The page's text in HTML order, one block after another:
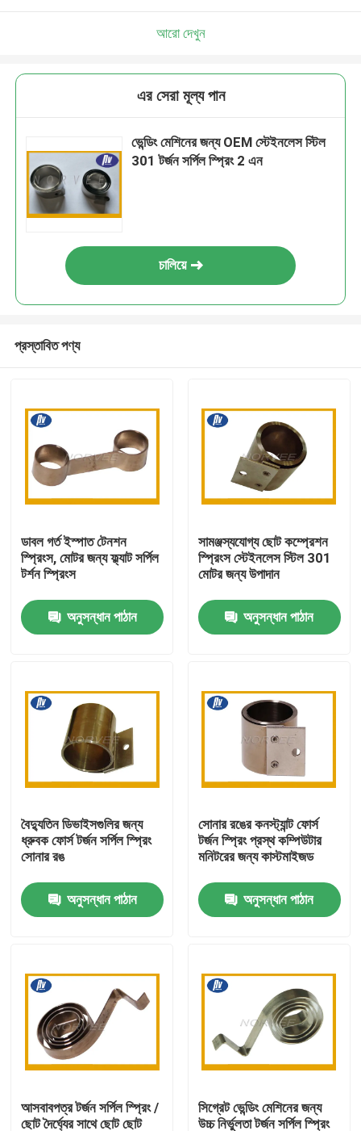
পণ্য
আমাদের সম্পর্কে
কারখানা ভ্রমণ
মান নিয়ন্ত্রণ
যোগাযোগ করুন
ইস্পাত সর্পিল স্প্রিং
ফ্ল্যাট সর্পিল স্প্রিং
টর্জন সর্পিল স্প্রিং
আরো দেখুন
এর সেরা মূল্য পান
ভেন্ডিং মেশিনের জন্য OEM স্টেইনলেস স্টিল
301 টর্জন সর্পিল স্প্রিং 2 এন
চালিয়ে
প্রস্তাবিত পণ্য
ডাবল গর্ত ইস্পাত টেনশন
স্প্রিংস, মোটর জন্য ফ্ল্যাট সর্পিল
টর্শন স্প্রিংস
অনুসন্ধান পাঠান
সামঞ্জস্যযোগ্য ছোট কম্প্রেশন
স্প্রিংস স্টেইনলেস স্টিল 301
মোটর জন্য উপাদান
অনুসন্ধান পাঠান
বৈদ্যুতিন ডিভাইসগুলির জন্য
ধ্রুবক ফোর্স টর্জন সর্পিল স্প্রিং
সোনার রঙ
অনুসন্ধান পাঠান
সোনার রঙের কনস্ট্যান্ট ফোর্স
টর্জন স্প্রিং প্রস্থ কম্পিউটার
মনিটরের জন্য কাস্টমাইজড
অনুসন্ধান পাঠান
আসবাবপত্র টর্জন সর্পিল স্প্রিং /
ছোট দৈর্ঘ্যের সাথে ছোট ছোট
সিগ্রেট ভেন্ডিং মেশিনের জন্য
উচ্চ নির্ভুলতা টর্জন সর্পিল স্প্রিং